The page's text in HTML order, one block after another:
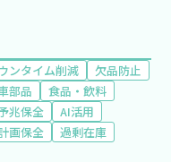
ンタイム削減
欠品防止
部品
食品・飲料
兆保全
AI活用
画保全
過剰在庫